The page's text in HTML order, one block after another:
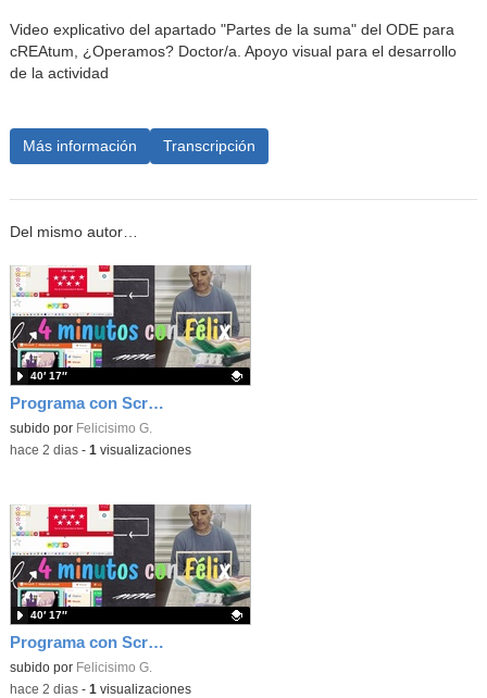
Video explicativo del apartado "Partes de la suma" del ODE para
cREAtum, ¿Operamos? Doctor/a. Apoyo visual para el desarrollo
de la actividad
Más información Transcripción
Del mismo autor…
Programa con Scratch, 8 diferentes juegos para vivir la emoción de los partidos de España en el mundial 2026
Contenido educativo.
subido por Felicisimo G.
40′ 17″
-hace 2 dias- 1 visualizaciones
Programa con Scratch juegos con los partidos del mundial 2026 ganados por España
Contenido educativo.
subido por Felicisimo G.
40′ 17″
-hace 2 dias- 1 visualizaciones